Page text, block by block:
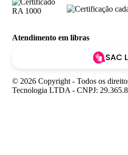
Atendimento em libras
SAC
© 2026 Copyright - Todos os
Tecnologia LTDA - CNPJ: